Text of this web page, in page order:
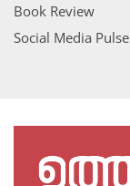
Book Review
Social Media Pulse